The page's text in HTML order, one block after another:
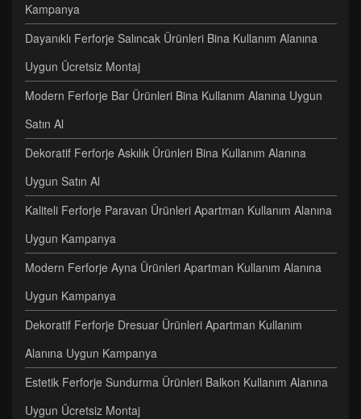
Kampanya
Dayanıklı Ferforje Salıncak Ürünleri Bina Kullanım Alanına
Uygun Ücretsiz Montaj
Modern Ferforje Bar Ürünleri Bina Kullanım Alanına Uygun
Satın Al
Dekoratif Ferforje Askılık Ürünleri Bina Kullanım Alanına
Uygun Satın Al
Kaliteli Ferforje Paravan Ürünleri Apartman Kullanım Alanına
Uygun Kampanya
Modern Ferforje Ayna Ürünleri Apartman Kullanım Alanına
Uygun Kampanya
Dekoratif Ferforje Dresuar Ürünleri Apartman Kullanım
Alanına Uygun Kampanya
Estetik Ferforje Sundurma Ürünleri Balkon Kullanım Alanına
Uygun Ücretsiz Montaj